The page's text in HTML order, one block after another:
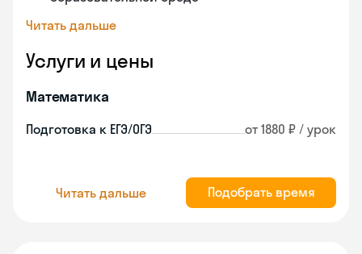
Читать дальше
Услуги и цены
Математика
Подготовка к ЕГЭ/ОГЭ от 1880 ₽ / урок
Читать дальше Подобрать время